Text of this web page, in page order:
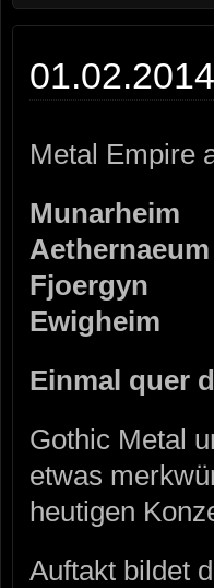
Metal Empire
Munarheim
Aethernaeum
Fjoergyn
Ewigheim
Einmal quer
Gothic Metal
etwas
heutigen
Auftakt bildet